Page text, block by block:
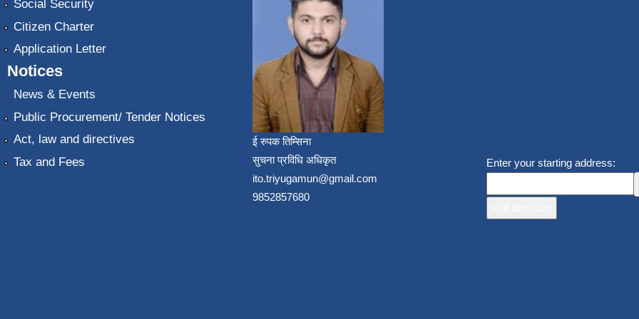
Social Security
Citizen Charter
Application Letter
Notices
News & Events
Public Procurement/ Tender Notices
Act, law and directives
Tax and Fees
ई रुपक तिम्सिना
सुचना प्रविधि अधिकृत
ito.triyugamun@gmail.com
9852857680
Enter your starting address: